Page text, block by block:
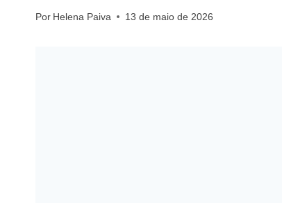
Por Helena Paiva 13 de maio de 2026